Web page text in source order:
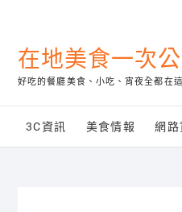
content在地美食一次
好吃的餐廳美食、小吃、宵夜全都在這
3C資訊 美食情報 網路